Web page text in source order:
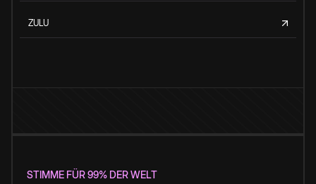
ZULU
STIMME FÜR 99% DER WELT